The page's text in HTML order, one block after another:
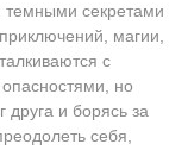
темными секретами
магии,
с
но
друга и борясь за
себя,